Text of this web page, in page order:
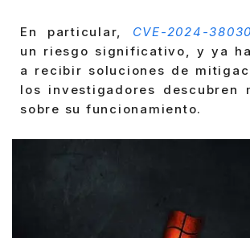
En particular, CVE-2024-38030
un riesgo significativo, y ya
a recibir soluciones de
los investigadores descubren
sobre su funcionamiento.